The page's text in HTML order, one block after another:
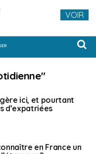
ici, et pourtant
d’expatriées
en France un
VOIR